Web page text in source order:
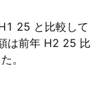
25 と比較して
は前年 H2 25 比
。